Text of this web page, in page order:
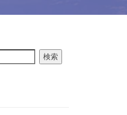
検索